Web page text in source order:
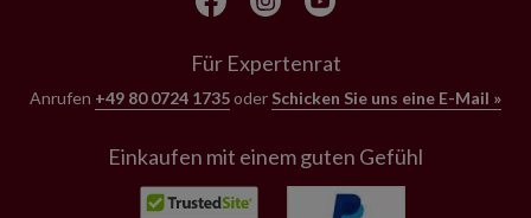
Für Expertenrat
Anrufen +49 80 0724 1735oder Schicken Sie uns eine E-Mail »
Einkaufen mit einem guten Gefühl